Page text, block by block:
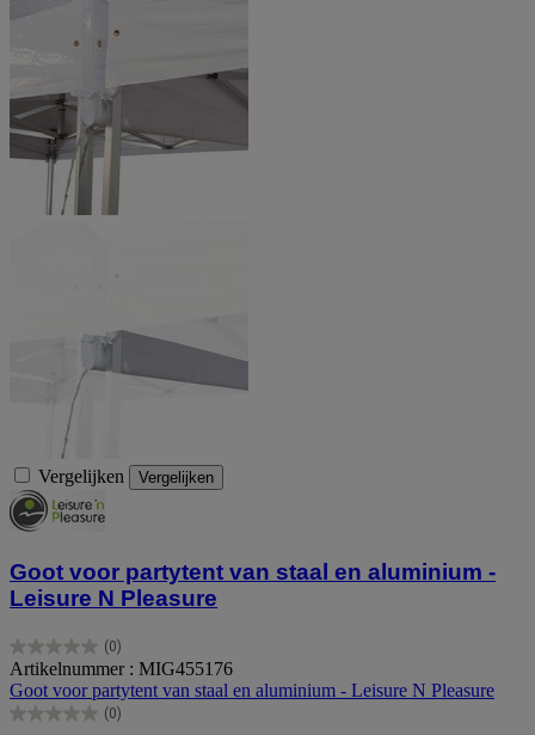
Vergelijken Vergelijken
Goot voor partytent van staal en aluminium -
Leisure N Pleasure
(0)
0.0
van
de
5
Artikelnummer : MIG455176
Goot voor partytent van staal en aluminium - Leisure N Pleasure
(0)
0.0